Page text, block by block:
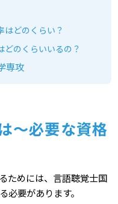
はどのくらい？
のくらいいるの？
専攻
～必要な資格
ためには、言語聴覚士国
必要があります。